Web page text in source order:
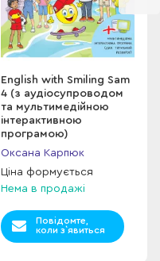
English with Smiling Sam
4 (з аудіосупроводом
та мультимедійною
інтерактивною
програмою)
Оксана Карпюк
Ціна формується
Нема в продажі
Повідомте,
коли з`явиться